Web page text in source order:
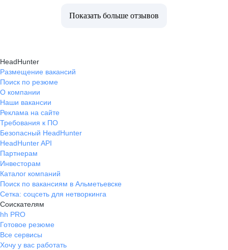
Показать больше отзывов
HeadHunter
Размещение вакансий
Поиск по резюме
О компании
Наши вакансии
Реклама на сайте
Требования к ПО
Безопасный HeadHunter
HeadHunter API
Партнерам
Инвесторам
Каталог компаний
Поиск по вакансиям в Альметьевске
Сетка: соцсеть для нетворкинга
Соискателям
hh PRO
Готовое резюме
Все сервисы
Хочу у вас работать